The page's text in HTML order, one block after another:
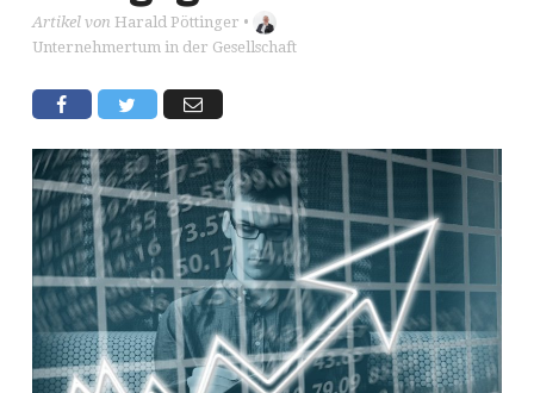
Artikel von Harald Pöttinger •
Unternehmertum in der Gesellschaft